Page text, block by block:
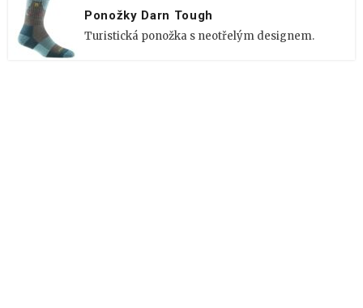
Ponožky Darn Tough
Turistická ponožka s neotřelým designem.